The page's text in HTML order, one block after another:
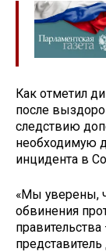
Как отметил
после
следствию
необходимую
инцидента в
«Мы уверены,
обвинения